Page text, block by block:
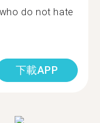
do not hate
下載APP